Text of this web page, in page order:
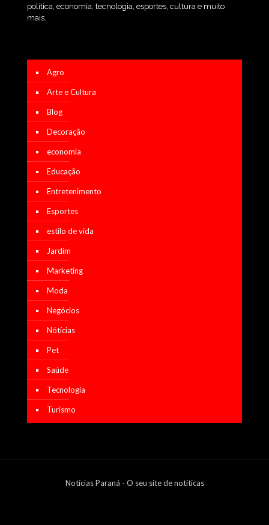
política, economia, tecnologia, esportes, cultura e muito
mais.
Agro
Arte e Cultura
Blog
Decoração
economia
Educação
Entretenimento
Esportes
estilo de vida
Jardim
Marketing
Moda
Negócios
Nótícias
Pet
Saúde
Tecnologia
Turismo
Notícias Paraná - O seu site de notíticas